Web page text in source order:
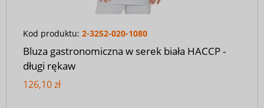
Kod produktu: 2-3252-020-1080
Bluza gastronomiczna w serek biała HACCP -
długi rękaw
126,10 zł